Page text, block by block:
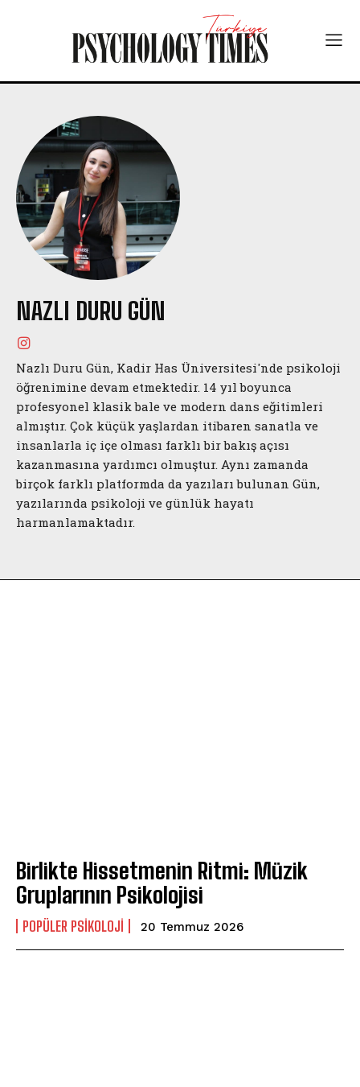
NAZLI DURU GÜN
Nazlı Duru Gün, Kadir Has Üniversitesi'nde psikoloji
öğrenimine devam etmektedir. 14 yıl boyunca
profesyonel klasik bale ve modern dans eğitimleri
almıştır. Çok küçük yaşlardan itibaren sanatla ve
insanlarla iç içe olması farklı bir bakış açısı
kazanmasına yardımcı olmuştur. Aynı zamanda
birçok farklı platformda da yazıları bulunan Gün,
yazılarında psikoloji ve günlük hayatı
harmanlamaktadır.
Birlikte Hissetmenin Ritmi: Müzik
Gruplarının Psikolojisi
POPÜLER PSIKOLOJI 20 Temmuz 2026